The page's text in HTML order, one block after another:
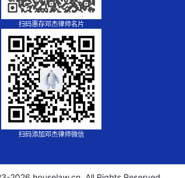
扫码惠存邓杰律师名片
扫码添加邓杰律师微信